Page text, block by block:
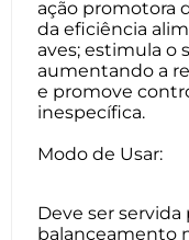
ação promotora
da eficiência
aves; estimula o
aumentando a
e promove
inespecífica.
Modo de Usar:
Deve ser servida
balanceamento